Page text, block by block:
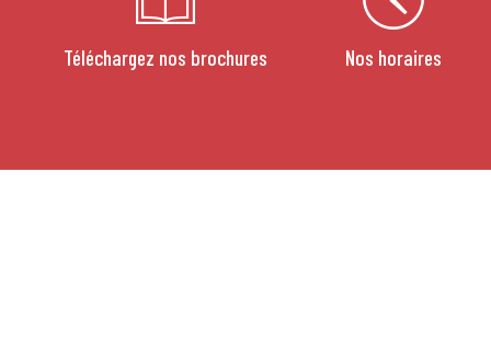
Téléchargez nos brochures Nos horaires